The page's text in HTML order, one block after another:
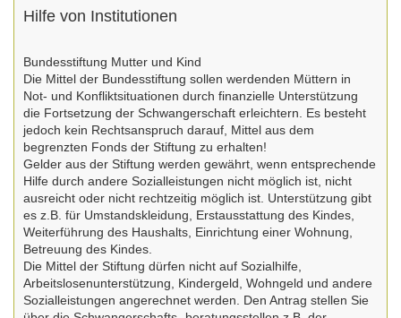
Hilfe von Institutionen
Bundesstiftung Mutter und Kind
Die Mittel der Bundesstiftung sollen werdenden Müttern in
Not- und Konfliktsituationen durch finanzielle Unterstützung
die Fortsetzung der Schwangerschaft erleichtern. Es besteht
jedoch kein Rechtsanspruch darauf, Mittel aus dem
begrenzten Fonds der Stiftung zu erhalten!
Gelder aus der Stiftung werden gewährt, wenn entsprechende
Hilfe durch andere Sozialleistungen nicht möglich ist, nicht
ausreicht oder nicht rechtzeitig möglich ist. Unterstützung gibt
es z.B. für Umstandskleidung, Erstausstattung des Kindes,
Weiterführung des Haushalts, Einrichtung einer Wohnung,
Betreuung des Kindes.
Die Mittel der Stiftung dürfen nicht auf Sozialhilfe,
Arbeitslosenunterstützung, Kindergeld, Wohngeld und andere
Sozialleistungen angerechnet werden. Den Antrag stellen Sie